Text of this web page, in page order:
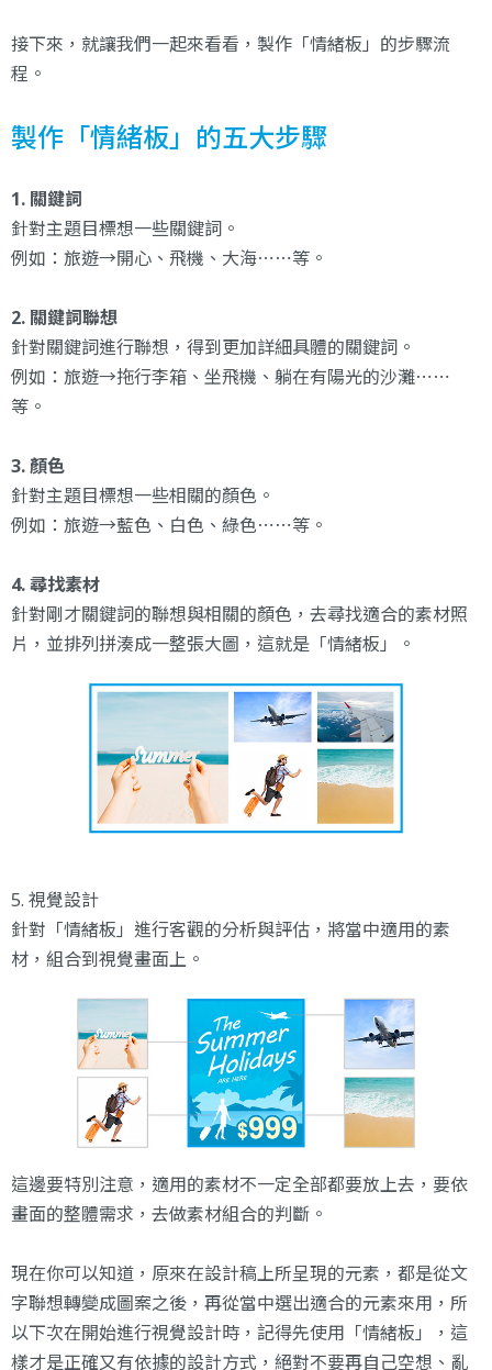
接下來，就讓我們一起來看看，製作「情緒板」的步驟流
程。
製作「情緒板」的五大步驟
1. 關鍵詞
針對主題目標想一些關鍵詞。
例如：旅遊→開心、飛機、大海⋯⋯等。
2. 關鍵詞聯想
針對關鍵詞進行聯想，得到更加詳細具體的關鍵詞。
例如：旅遊→拖行李箱、坐飛機、躺在有陽光的沙灘⋯⋯
等。
3. 顏色
針對主題目標想一些相關的顏色。
例如：旅遊→藍色、白色、綠色⋯⋯等。
4. 尋找素材
針對剛才關鍵詞的聯想與相關的顏色，去尋找適合的素材照
片，並排列拼湊成一整張大圖，這就是「情緒板」。
5. 視覺設計
針對「情緒板」進行客觀的分析與評估，將當中適用的素
材，組合到視覺畫面上。
這邊要特別注意，適用的素材不一定全部都要放上去，要依
畫面的整體需求，去做素材組合的判斷。
現在你可以知道，原來在設計稿上所呈現的元素，都是從文
字聯想轉變成圖案之後，再從當中選出適合的元素來用，所
以下次在開始進行視覺設計時，記得先使用「情緒板」，這
樣才是正確又有依據的設計方式，絕對不要再自己空想、亂